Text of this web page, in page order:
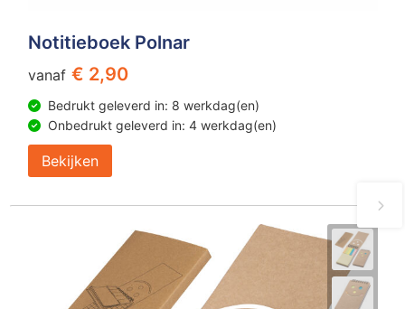
Notitieboek Polnar
vanaf € 2,90
Bedrukt geleverd in: 8 werkdag(en)
Onbedrukt geleverd in: 4 werkdag(en)
Bekijken